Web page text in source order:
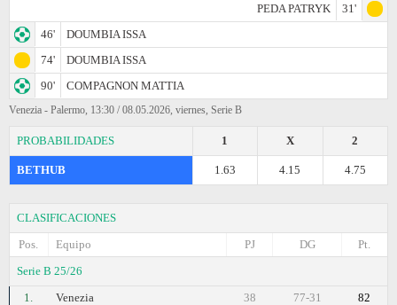
PEDA PATRYK
31'
46'
DOUMBIA ISSA
74'
DOUMBIA ISSA
90'
COMPAGNON MATTIA
Venezia - Palermo, 13:30 / 08.05.2026, viernes, Serie B
PROBABILIDADES 2
X
1
BETHUB 4.75
4.15
1.63
CLASIFICACIONES
Pos.
Equipo Pt.
DG
PJ
Serie B 25/26
1.
Venezia 82
77-31
38